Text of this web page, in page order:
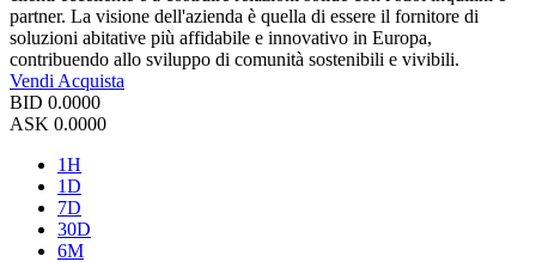
partner. La visione dell'azienda è quella di essere il fornitore di
soluzioni abitative più affidabile e innovativo in Europa,
contribuendo allo sviluppo di comunità sostenibili e vivibili.
Vendi Acquista
BID 0.0000
ASK 0.0000
1H
1D
7D
30D
6M